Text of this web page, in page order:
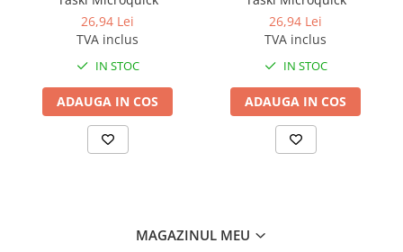
26,94 Lei
TVA inclus
IN STOC
ADAUGA IN COS
26,94 Lei
TVA inclus
IN STOC
ADAUGA IN COS
MAGAZINUL MEU